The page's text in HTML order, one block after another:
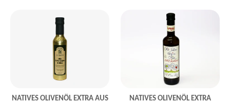
NATIVES OLIVENÖL EXTRA AUS
NATIVES OLIVENÖL EXTRA